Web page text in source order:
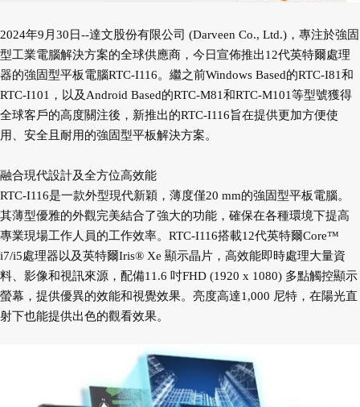
2024年9月30日--達文股份有限公司 (Darveen Co., Ltd.)，專注於強固
型工業電腦解決方案的全球供應商，今日宣佈推出12代英特爾處理
器的強固型平板電腦RTC-I116。繼之前Windows Based的RTC-I81和
RTC-I101，以及Android Based的RTC-M81和RTC-M101等型號獲得
全球客戶的高度關注後，新推出的RTC-I116旨在提供更加方便使
用、安全且耐用的強固型平板解決方案。
融合現代設計及全方位高效能
RTC-I116是一款外型現代新穎，薄度僅20 mm的強固型平板電腦。
其薄型優雅的外觀完美結合了強大的功能，確保在各種環境下提高
專業現場工作人員的工作效率。RTC-I116搭載12代英特爾Core™
i7/i5處理器以及英特爾Iris® Xe 顯示晶片，高效能即時處理大量資
料、影像和視訊來源，配備11.6 吋FHD (1920 x 1080) 多點觸控顯示
螢幕，提供優異的效能和視覺效果。亮度高達1,000 尼特，在陽光直
射下也能提供出色的觀看效果。